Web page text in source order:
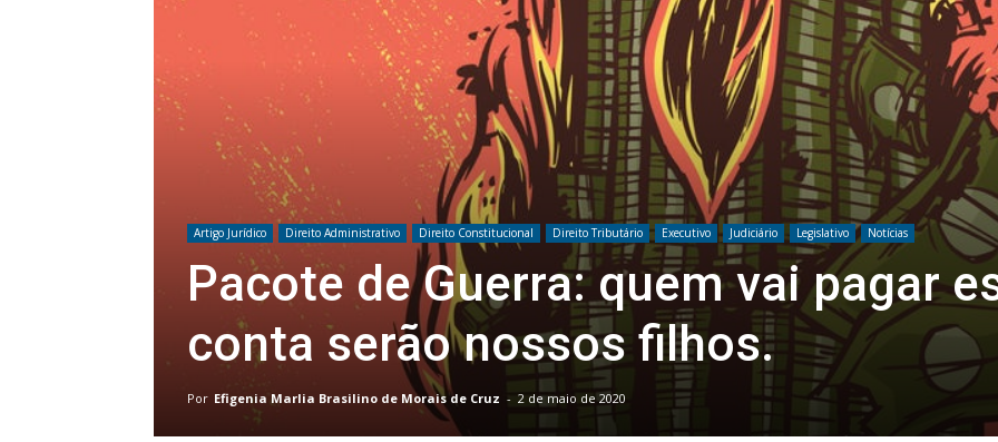
Artigo Jurídico Direito Administrativo Direito Constitucional Direito Tributário Executivo Judiciário Legislativo Notícias
Pacote de Guerra: quem vai pagar
conta serão nossos filhos.
Por Efigenia Marlia Brasilino de Morais de Cruz - 2 de maio de 2020